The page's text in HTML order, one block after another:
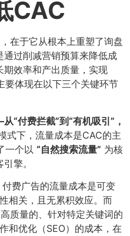
CAC
在于它从根本上重塑了询盘
过削减营销预算来降低成
效率和产出质量，实现
要体现在以下三个关键环节
“付费拦截”到“有机吸引”，
式下，流量成本是CAC的主
一个以 ​“自然搜索流量”​ 为核
擎。
付费广告的流量成本是可变
相关，且无累积效应。而
质量的、针对特定关键词的
和优化（SEO）的成本，在